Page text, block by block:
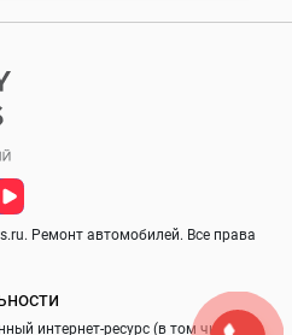
Ремонт автомобилей. Все права
интернет-ресурс (в том числе